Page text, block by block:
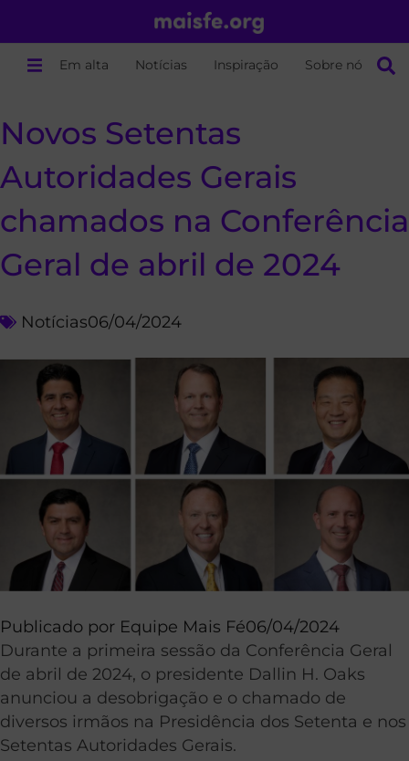
Em alta Notícias Inspiração Sobre nós
Novos Setentas
Autoridades Gerais
chamados na Conferência
Geral de abril de 2024
Notícias06/04/2024
Publicado por Equipe Mais Fé06/04/2024
Durante a primeira sessão da Conferência Geral
de abril de 2024, o presidente Dallin H. Oaks
anunciou a desobrigação e o chamado de
diversos irmãos na Presidência dos Setenta e nos
Setentas Autoridades Gerais.